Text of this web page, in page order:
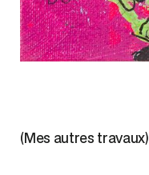
(Mes autres travaux)